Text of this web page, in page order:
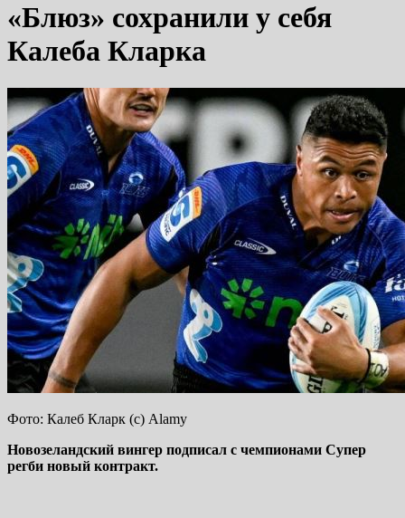
«Блюз» сохранили у себя
Калеба Кларка
Фото: Калеб Кларк (с) Alamy
Новозеландский вингер подписал с чемпионами Супер
регби новый контракт.